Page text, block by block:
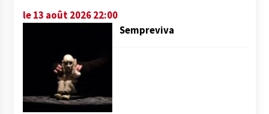
le 13 août 2026 22:00
Sempreviva